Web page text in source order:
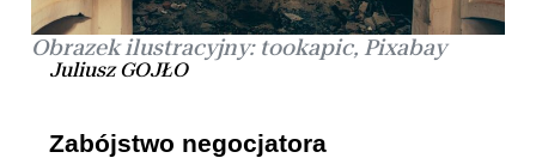
Obrazek ilustracyjny: tookapic, Pixabay
Juliusz GOJŁO
Zabójstwo negocjatora